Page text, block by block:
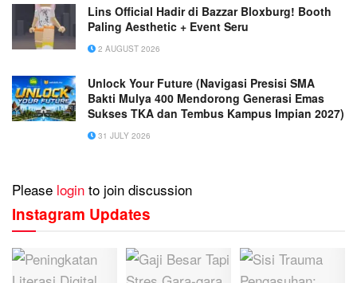
Lins Official Hadir di Bazzar Bloxburg! Booth
Paling Aesthetic + Event Seru
2 AUGUST 2026
Unlock Your Future (Navigasi Presisi SMA
Bakti Mulya 400 Mendorong Generasi Emas
Sukses TKA dan Tembus Kampus Impian 2027)
31 JULY 2026
Please login to join discussion
Instagram Updates